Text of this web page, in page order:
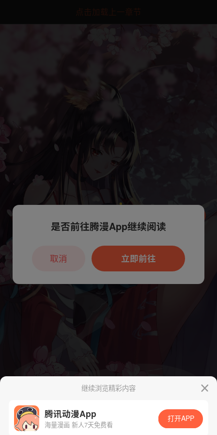
点击加载上一章节
App免费看
继续浏览精彩内容
腾讯动漫App
海量漫画 新人7天免费看
打开APP
本章节仅支持App阅读，可打开App新用
户7天免费看
是否前往腾漫App继续阅读
立即前往
取消